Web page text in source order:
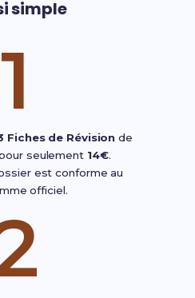
simple
1
Fiches de Révision de
seulement 14€.
est conforme au
officiel.